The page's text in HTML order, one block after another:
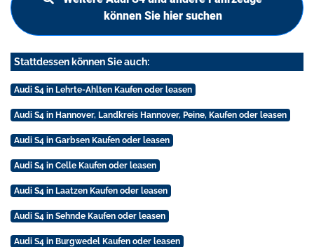
können Sie hier suchen
Stattdessen können Sie auch:
Audi S4 in Lehrte-Ahlten Kaufen oder leasen
Audi S4 in Hannover, Landkreis Hannover, Peine, Kaufen oder leasen
Audi S4 in Garbsen Kaufen oder leasen
Audi S4 in Celle Kaufen oder leasen
Audi S4 in Laatzen Kaufen oder leasen
Audi S4 in Sehnde Kaufen oder leasen
Audi S4 in Burgwedel Kaufen oder leasen